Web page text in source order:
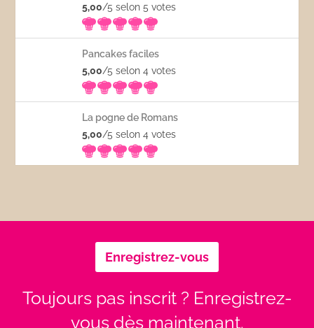
5,00/5 selon 5votes
Pancakes faciles
5,00/5 selon 4votes
La pogne de Romans
5,00/5 selon 4votes
Enregistrez-vous
Toujours pas inscrit ? Enregistrez-
vous dès maintenant.